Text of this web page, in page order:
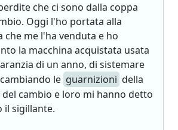
che ci sono dalla coppa
Oggi l'ho portata alla
che me l'ha venduta e ho
la macchina acquistata usata
di un anno, di sistemare
le guarnizioni della
cambio e loro mi hanno detto
il sigillante.